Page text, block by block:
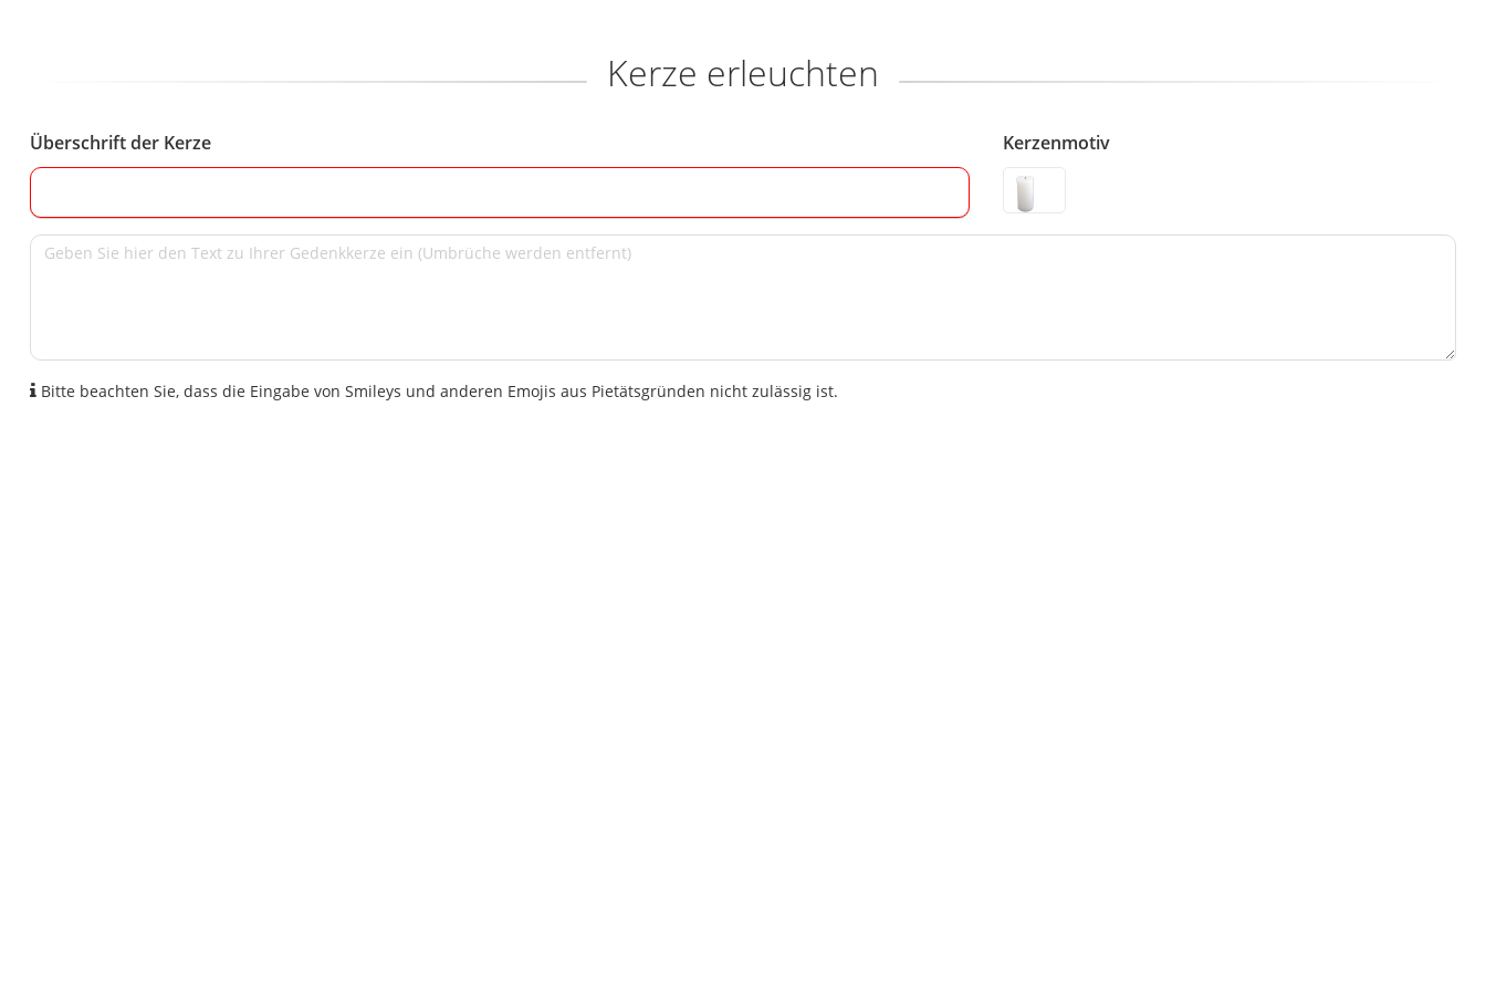
Kerze erleuchten
Überschrift der Kerze Kerzenmotiv
Bitte beachten Sie, dass die Eingabe von Smileys und anderen Emojis aus Pietätsgründen nicht zulässig ist.